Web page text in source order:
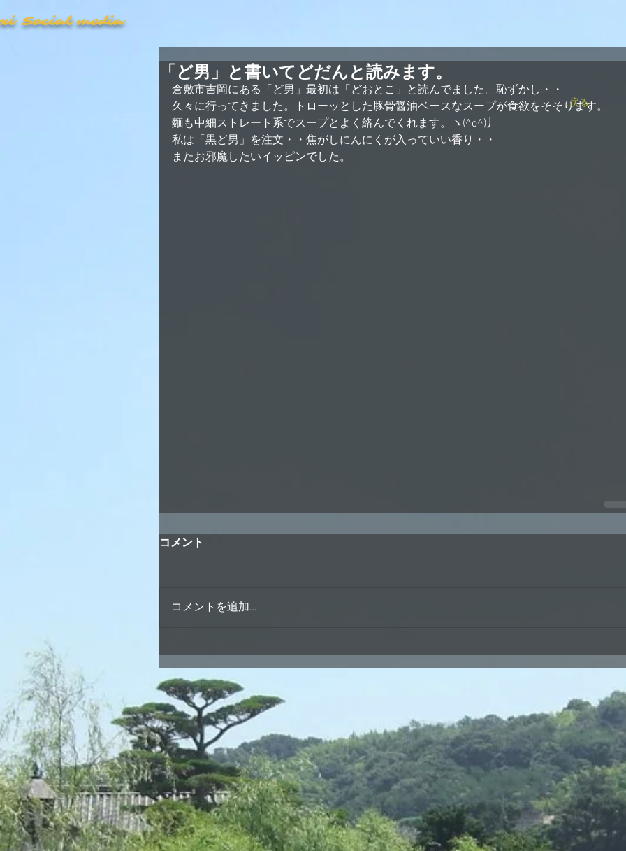
Social media
「ど男」と書いてどだんと読みます。
倉敷市吉岡にある「ど男」最初は「どおとこ」と読んでました。恥ずかし・・
久々に行ってきました。トローッとした豚骨醤油ベースなスープが食欲をそそります。
麵も中細ストレート系でスープとよく絡んでくれます。ヽ(^o^)丿
私は「黒ど男」を注文・・焦がしにんにくが入っていい香り・・
またお邪魔したいイッピンでした。
コメント
コメントを追加…
戻る